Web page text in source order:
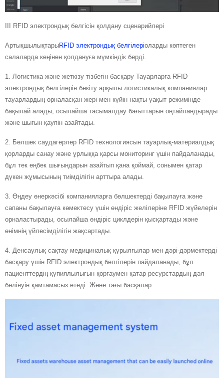
III RFID электрондық белгісін қолдану сценарийлері
АртықшылықтарыRFID электрондық белгілеріоларды көптеген
салаларда кеңінен қолдануға мүмкіндік берді.
1. Логистика және жеткізу тізбегін басқару Тауарларға RFID
электрондық белгілерін бекіту арқылы логистикалық компаниялар
тауарлардың орналасқан жері мен күйін нақты уақыт режимінде
бақылай алады, осылайша тасымалдау бағыттарын оңтайландырады
және шығын қаупін азайтады.
2. Бөлшек саудагерлер RFID технологиясын тауарлық-материалдық
қорларды санау және ұрлыққа қарсы мониторинг үшін пайдаланады,
бұл тек еңбек шығындарын азайтып қана қоймай, сонымен қатар
дүкен жұмысының тиімділігін арттыра алады.
3. Өңдеу өнеркәсібі компанияларға бөлшектерді бақылауға және
сапаны бақылауға көмектесу үшін өндіріс желілеріне RFID жүйелерін
орналастырады, осылайша өндіріс циклдерін қысқартады және
өнімнің үйлесімділігін жақсартады.
4. Денсаулық сақтау медициналық құрылғылар мен дәрі-дәрмектерді
басқару үшін RFID электрондық белгілерін пайдаланады, бұл
пациенттердің құпиялылығын қорғаумен қатар ресурстардың дәл
бөлінуін қамтамасыз етеді. Және тағы басқалар.